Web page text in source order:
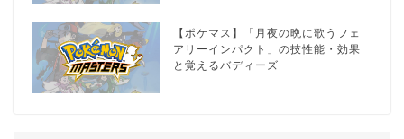
【ポケマス】「月夜の晩に歌うフェ
アリーインパクト」の技性能・効果
と覚えるバディーズ